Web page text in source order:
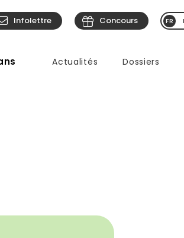
Actualités Dossiers
Infolettre Concours